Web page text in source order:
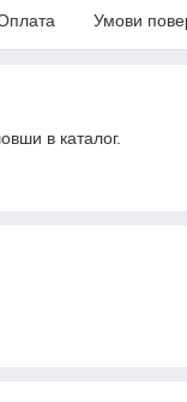
Умови
в каталог.